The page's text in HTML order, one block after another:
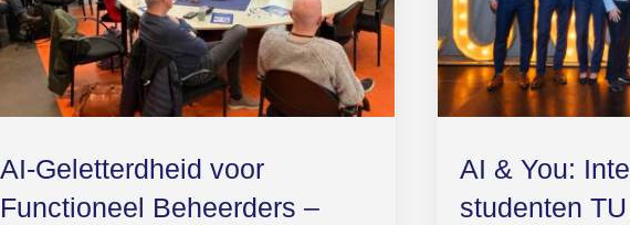
AI-Geletterdheid voor
Functioneel Beheerders –
AI & You:
studenten